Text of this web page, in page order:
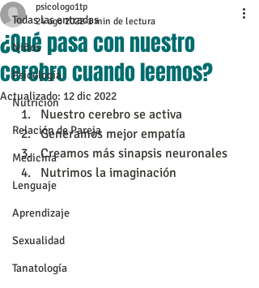
Todas las entradas
Niños
Psicología
Nutrición
Relación de Pareja
Medicina
Lenguaje
Aprendizaje
Sexualidad
Tanatología
¿Qué pasa con nuestro
cerebro cuando leemos?
psicologo1tp
24 ago 2022 1 min de lectura
Actualizado: 12 dic 2022
Nuestro cerebro se activa
Generamos mejor empatía
Creamos más sinapsis neuronales
Nutrimos la imaginación